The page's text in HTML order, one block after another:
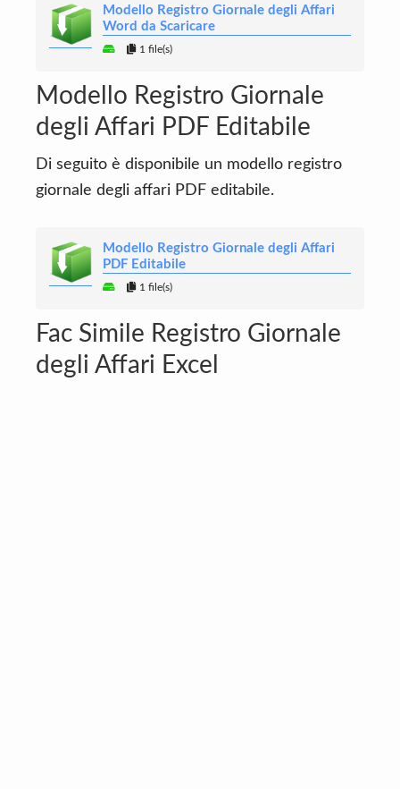
Modello Registro Giornale degli Affari
Word da Scaricare
1 file(s)
Modello Registro Giornale
degli Affari PDF Editabile
Di seguito è disponibile un modello registro
giornale degli affari PDF editabile.
Modello Registro Giornale degli Affari
PDF Editabile
1 file(s)
Fac Simile Registro Giornale
degli Affari Excel